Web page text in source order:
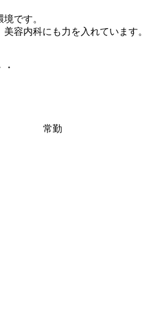
です。
美容内科にも力を入れています。
常勤